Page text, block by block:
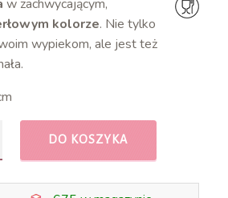
w zachwycającym,
kolorze. Nie tylko
wypiekom, ale jest też
DO KOSZYKA